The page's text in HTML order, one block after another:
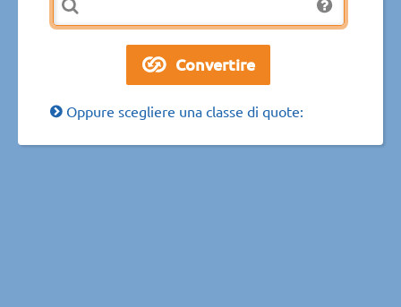
Oppure scegliere una classe di quote: